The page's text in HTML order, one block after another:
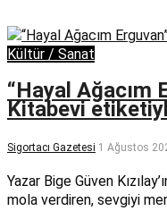
Kültür / Sanat
“Hayal Ağacım
Kitabevi
Sigortacı Gazetesi 1 Ağustos
Yazar Bige Güven
mola verdiren, sevgiyi